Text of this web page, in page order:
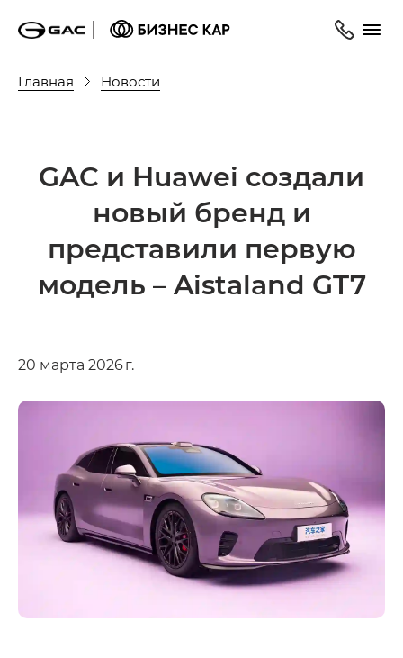
Главная Новости
GAC и Huawei создали
новый бренд и
представили первую
модель – Aistaland GT7
20 марта 2026 г.